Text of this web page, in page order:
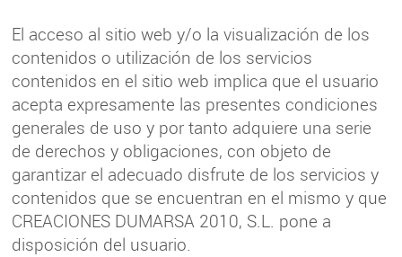
El acceso al sitio web y/o la visualización de los
contenidos o utilización de los servicios
contenidos en el sitio web implica que el usuario
acepta expresamente las presentes condiciones
generales de uso y por tanto adquiere una serie
de derechos y obligaciones, con objeto de
garantizar el adecuado disfrute de los servicios y
contenidos que se encuentran en el mismo y que
CREACIONES DUMARSA 2010, S.L. pone a
disposición del usuario.